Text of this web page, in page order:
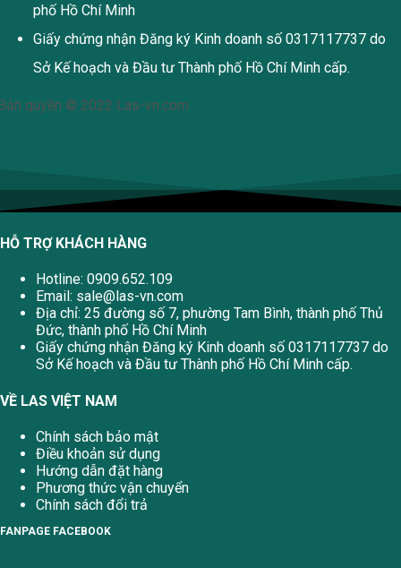
phố Hồ Chí Minh
Giấy chứng nhận Đăng ký Kinh doanh số 0317117737 do
Sở Kế hoạch và Đầu tư Thành phố Hồ Chí Minh cấp.
quyền © 2022 Las-vn.com
HỖ TRỢ KHÁCH HÀNG
Hotline: 0909.652.109
Email: sale@las-vn.com
Địa chỉ: 25 đường số 7, phường Tam Bình, thành phố Thủ
Đức, thành phố Hồ Chí Minh
Giấy chứng nhận Đăng ký Kinh doanh số 0317117737 do
Sở Kế hoạch và Đầu tư Thành phố Hồ Chí Minh cấp.
VỀ LAS VIỆT NAM
Chính sách bảo mật
Điều khoản sử dụng
Hướng dẫn đặt hàng
Phương thức vận chuyển
Chính sách đổi trả
FANPAGE FACEBOOK